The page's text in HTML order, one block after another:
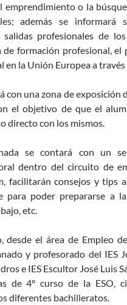
emprendimiento o la
además se informará
salidas profesionales de
formación profesional, el
la Unión Europea a través
con una zona de exposición
el objetivo de que el
directo con los mismos.
se contará con un
dentro del circuito de
facilitarán consejos y tips
para poder prepararse a
etc.
desde el área de Empleo
y profesorado del IES
e IES Escultor José Luis
de 4º curso de la ESO,
diferentes bachilleratos.